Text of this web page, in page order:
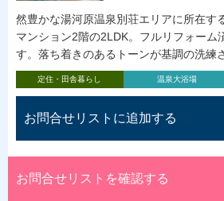
然豊かな湯河原温泉別荘エリアに所在す
マンション2階の2LDK。フルリフォーム
す。落ち着きのあるトーンが基調の洗練
定住・田舎暮らし 温泉大浴場
お問合せリストに追加する
お問合せリストを確認する